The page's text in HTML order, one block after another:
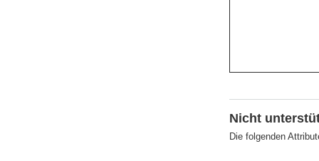
Nicht
Die folgenden